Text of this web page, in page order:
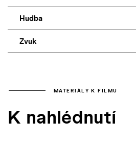
Hudba
Zvuk
MATERIÁLY K FILMU
K nahlédnutí